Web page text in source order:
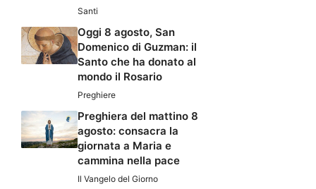
Santi
Oggi 8 agosto, San
Domenico di Guzman: il
Santo che ha donato al
mondo il Rosario
Preghiere
Preghiera del mattino 8
agosto: consacra la
giornata a Maria e
cammina nella pace
Il Vangelo del Giorno